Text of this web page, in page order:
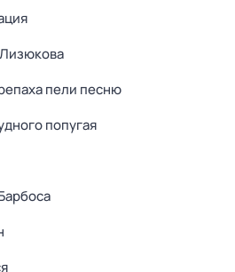
пели песню
попугая